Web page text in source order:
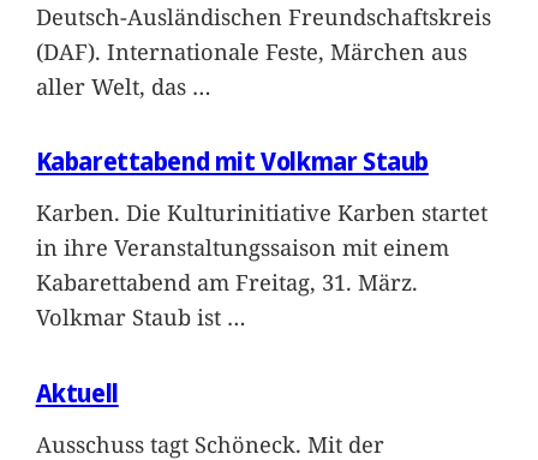
Deutsch-Ausländischen Freundschaftskreis
(DAF). Internationale Feste, Märchen aus
aller Welt, das …
Kabarettabend mit Volkmar Staub
Karben. Die Kulturinitiative Karben startet
in ihre Veranstaltungssaison mit einem
Kabarettabend am Freitag, 31. März.
Volkmar Staub ist …
Aktuell
Ausschuss tagt Schöneck. Mit der